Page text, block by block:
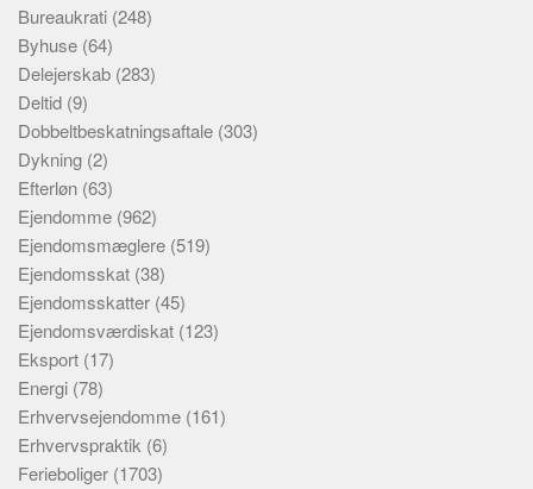
Bureaukrati (248)
Byhuse (64)
Delejerskab (283)
Deltid (9)
Dobbeltbeskatningsaftale (303)
Dykning (2)
Efterløn (63)
Ejendomme (962)
Ejendomsmæglere (519)
Ejendomsskat (38)
Ejendomsskatter (45)
Ejendomsværdiskat (123)
Eksport (17)
Energi (78)
Erhvervsejendomme (161)
Erhvervspraktik (6)
Ferieboliger (1703)